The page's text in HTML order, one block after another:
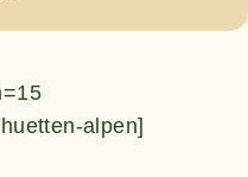
alpen]